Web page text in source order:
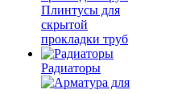
Плинтусы для
скрытой
прокладки труб
Радиаторы